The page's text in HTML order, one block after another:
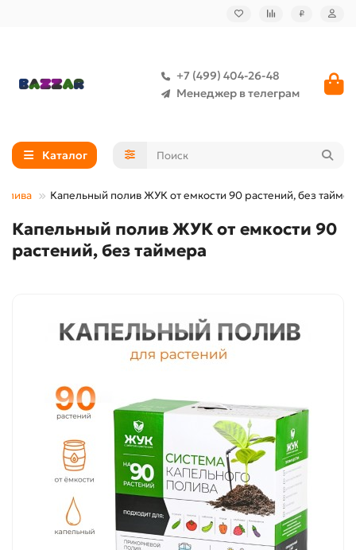
₽
+7 (499) 404-26-48
Менеджер в телеграм
Каталог
Капельный полив ЖУК от емкости 90 растений, без
Капельный полив ЖУК от емкости 90
растений, без таймера